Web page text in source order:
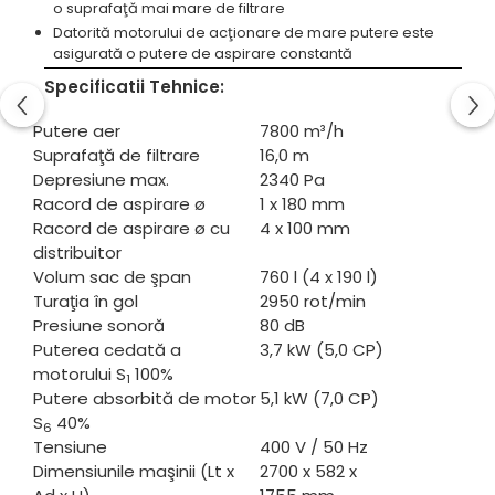
Mandrină cu 3 fălci din otel
Mandrină cu 4 fălci din fontă
Mandrină cu 4 fălci din otel
Seturi de unelte pentru strungarie
Standuri pentru strunguri
Instrumente de prindere
Dispozitive de prindere pentru
unelte
Elemente de prindere mecanică
Fălci pentru PHV / VHV
Menghine
Mese rotative / mese inclinabile /
Etape XY
Papusa mobila / con de centrare
Instrumente de masurare
Afisaj digital
Bloc ecartament, masurare și
o suprafaţă mai mare de filtrare
Datorită motorului de acţionare de mare putere este
asigurată o putere de aspirare constantă
Specificatii Tehnice:
Putere aer
7800 m³/h
Suprafaţă de filtrare
16,0 m
Depresiune max.
2340 Pa
Racord de aspirare ø
1 x 180 mm
Racord de aspirare ø cu
distribuitor
4 x 100 mm
Volum sac de şpan
760 l (4 x 190 l)
Turaţia în gol
2950 rot/min
Presiune sonoră
80 dB
Puterea cedată a
motorului S1 100%
3,7 kW (5,0 CP)
Putere absorbită de motor
S6 40%
5,1 kW (7,0 CP)
Tensiune
400 V / 50 Hz
Dimensiunile maşinii (Lt x
2700 x 582 x